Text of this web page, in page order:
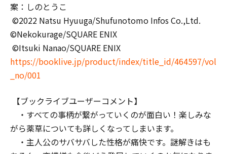
案：しのとうこ
©2022 Natsu Hyuuga/Shufunotomo Infos Co.,Ltd.
©Nekokurage/SQUARE ENIX
©Itsuki Nanao/SQUARE ENIX
https://booklive.jp/product/index/title_id/464597/vol
_no/001
【ブックライブユーザーコメント】
・すべての事柄が繋がっていくのが面白い！楽しみな
がら薬草についても詳しくなってしまいます。
・主人公のサバサバした性格が痛快です。謎解きはも